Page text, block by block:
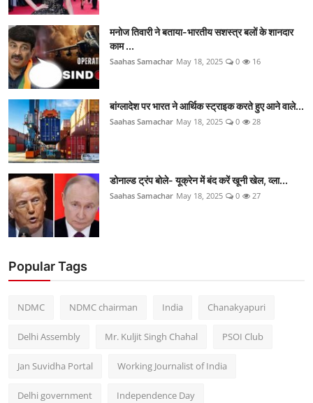
मनोज तिवारी ने बताया-भारतीय सशस्त्र बलों के शानदार
काम ...
Saahas Samachar May 18, 2025 0 16
बांग्लादेश पर भारत ने आर्थिक स्ट्राइक करते हुए आने वाले...
Saahas Samachar May 18, 2025 0 28
डोनाल्ड ट्रंप बोले- यूक्रेन में बंद करें खूनी खेल, व्ला...
Saahas Samachar May 18, 2025 0 27
Popular Tags
NDMC NDMC chairman India Chanakyapuri
Delhi Assembly Mr. Kuljit Singh Chahal PSOI Club
Jan Suvidha Portal Working Journalist of India
Delhi government Independence Day